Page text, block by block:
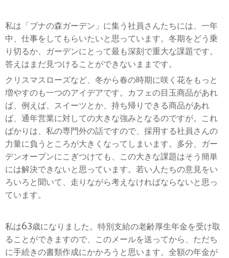
私は「ブナの森ガーデン」に集う社員さんたちには、一年
中、仕事をしてもらいたいと思っています。冬期をどう乗
り切るか、ガーデンにとって最も深刻で重大な課題です。
答えはまだ見つけることができないままです。
クリスマスローズなど、冬から春の時期に咲く花をもっと
増やすのも一つのアイデアです。カフェの目玉商品があれ
ば、例えば、スイーツとか、持ち帰りできる商品があれ
ば、通年営業に対しての大きな強みとなるのですが。これ
ばかりは、私の専門外の話ですので、採用する社員さんの
力量に負うところが大きくなってしまいます。多分、ガー
デンオープンにこぎつけても、この大きな課題はそう簡単
には解決できないと思っています。若い人たちの意見をい
ろいろと聞いて、走りながら考えなければならないと思っ
ています。
私は63歳になりました。特別支給の老齢厚生年金を受け取
ることができますので、このメールを送ってから、ただち
に手続きの書類作成にかかろうと思います。全額の年金が